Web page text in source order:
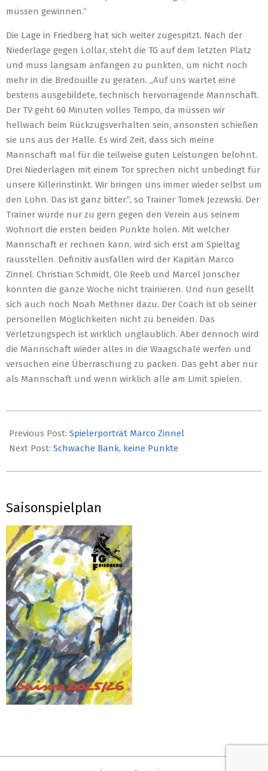
müssen gewinnen.“
Die Lage in Friedberg hat sich weiter zugespitzt. Nach der
Niederlage gegen Lollar, steht die TG auf dem letzten Platz
und muss langsam anfangen zu punkten, um nicht noch
mehr in die Bredouille zu geraten. „Auf uns wartet eine
bestens ausgebildete, technisch hervorragende Mannschaft.
Der TV geht 60 Minuten volles Tempo, da müssen wir
hellwach beim Rückzugsverhalten sein, ansonsten schießen
sie uns aus der Halle. Es wird Zeit, dass sich meine
Mannschaft mal für die teilweise guten Leistungen belohnt.
Drei Niederlagen mit einem Tor sprechen nicht unbedingt für
unsere Killerinstinkt. Wir bringen uns immer wieder selbst um
den Lohn. Das ist ganz bitter.“, so Trainer Tomek Jezewski. Der
Trainer würde nur zu gern gegen den Verein aus seinem
Wohnort die ersten beiden Punkte holen. Mit welcher
Mannschaft er rechnen kann, wird sich erst am Spieltag
rausstellen. Definitiv ausfallen wird der Kapitän Marco
Zinnel. Christian Schmidt, Ole Reeb und Marcel Jonscher
konnten die ganze Woche nicht trainieren. Und nun gesellt
sich auch noch Noah Methner dazu. Der Coach ist ob seiner
personellen Möglichkeiten nicht zu beneiden. Das
Verletzungspech ist wirklich unglaublich. Aber dennoch wird
die Mannschaft wieder alles in die Waagschale werfen und
versuchen eine Überraschung zu packen. Das geht aber nur
als Mannschaft und wenn wirklich alle am Limit spielen.
11-
08
Previous Post: Spielerporträt Marco Zinnel
Next Post: Schwache Bank, keine Punkte
Saisonspielplan